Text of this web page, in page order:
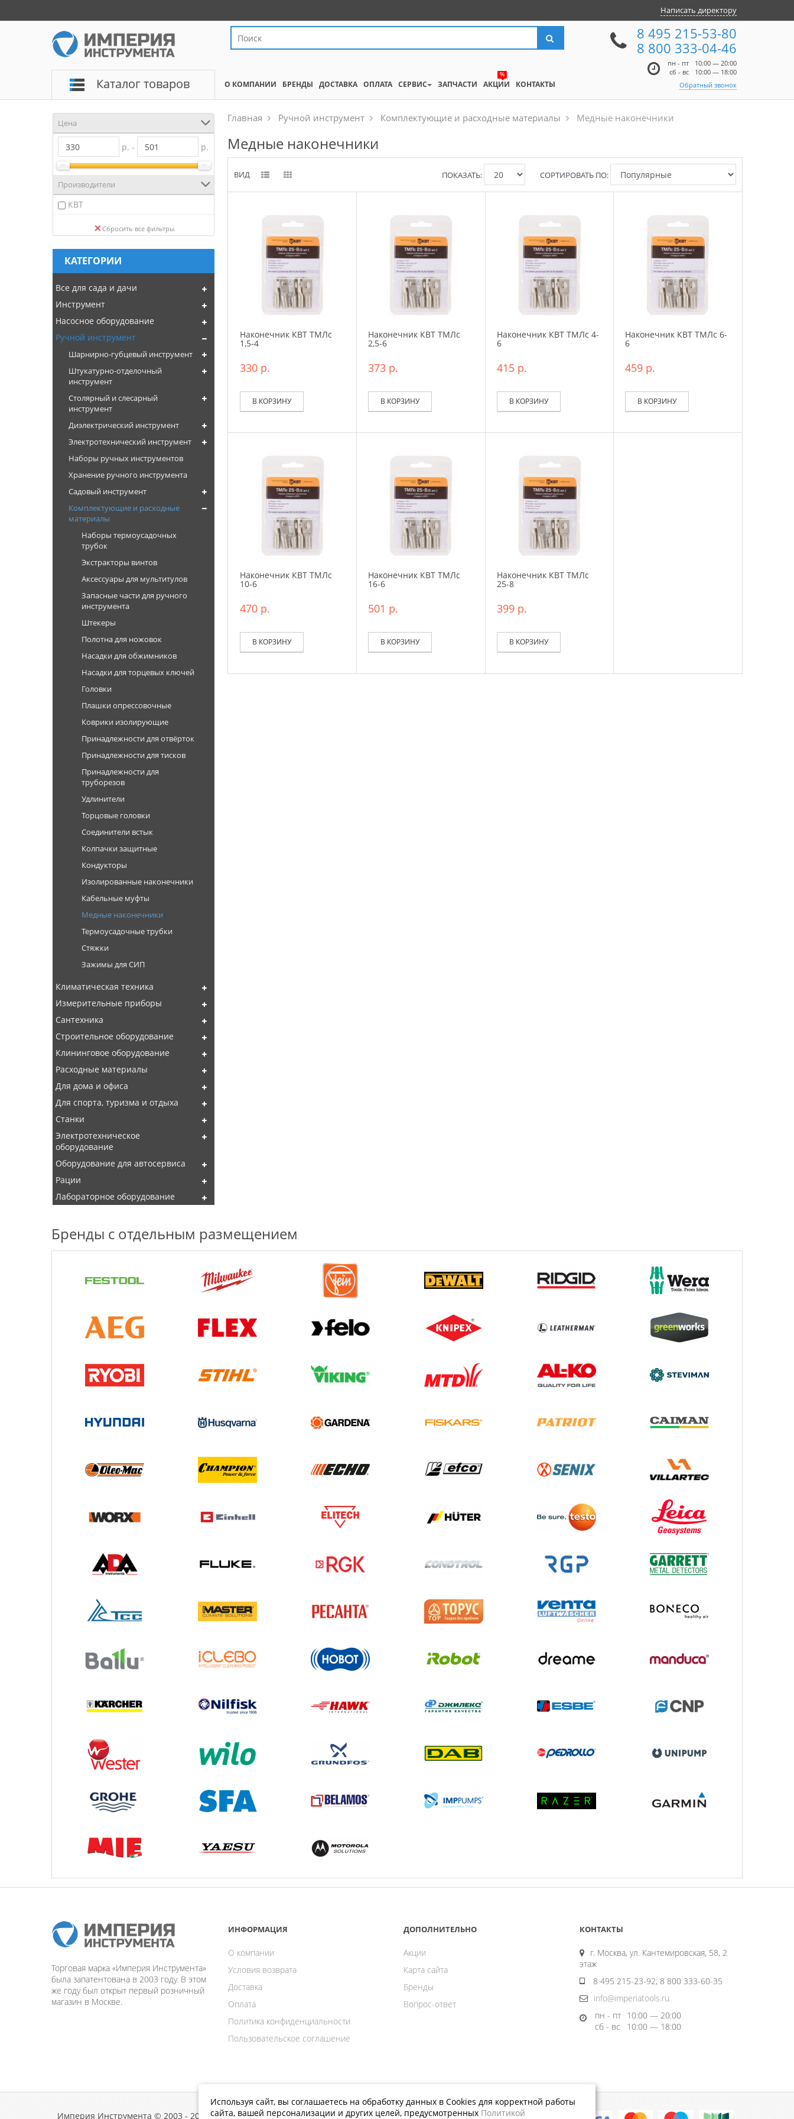
Написать директору
Каталог товаров
8 495 215-53-80
8 800 333-04-46
пн - пт
10:00 — 20:00
сб - вс
10:00 — 18:00
Обратный звонок
О КОМПАНИИ БРЕНДЫ ДОСТАВКА ОПЛАТА СЕРВИС ЗАПЧАСТИ
%
АКЦИИ КОНТАКТЫ
Цена
р. - р.
Производители
КВТ
Сбросить все фильтры
КАТЕГОРИИ
Все для сада и дачи
Инструмент
Насосное оборудование
Ручной инструмент
Шарнирно-губцевый инструмент
Штукатурно-отделочный
инструмент
Столярный и слесарный
инструмент
Диэлектрический инструмент
Электротехнический инструмент
Наборы ручных инструментов
Хранение ручного инструмента
Садовый инструмент
Комплектующие и расходные
материалы
Наборы термоусадочных
трубок
Экстракторы винтов
Аксессуары для мультитулов
Запасные части для ручного
инструмента
Штекеры
Полотна для ножовок
Насадки для обжимников
Насадки для торцевых ключей
Головки
Плашки опрессовочные
Коврики изолирующие
Принадлежности для отвёрток
Принадлежности для тисков
Принадлежности для
труборезов
Удлинители
Торцовые головки
Соединители встык
Колпачки защитные
Кондукторы
Изолированные наконечники
Кабельные муфты
Медные наконечники
Термоусадочные трубки
Стяжки
Зажимы для СИП
Климатическая техника
Измерительные приборы
Сантехника
Строительное оборудование
Клининговое оборудование
Расходные материалы
Для дома и офиса
Для спорта, туризма и отдыха
Станки
Электротехническое
оборудование
Оборудование для автосервиса
Рации
Лабораторное оборудование
Главная Ручной инструмент Комплектующие и расходные материалы Медные наконечники
Медные наконечники
ВИД СОРТИРОВАТЬ ПО:
ПОКАЗАТЬ:
Наконечник КВТ ТМЛс
1,5-4
330 р.
В КОРЗИНУ
Наконечник КВТ ТМЛс
2,5-6
373 р.
В КОРЗИНУ
Наконечник КВТ ТМЛс 4-
6
415 р.
В КОРЗИНУ
Наконечник КВТ ТМЛс 6-
6
459 р.
В КОРЗИНУ
Наконечник КВТ ТМЛс
10-6
470 р.
В КОРЗИНУ
Наконечник КВТ ТМЛс
16-6
501 р.
В КОРЗИНУ
Наконечник КВТ ТМЛс
25-8
399 р.
В КОРЗИНУ
Бренды с отдельным размещением
Торговая марка «Империя Инструмента»
была запатентована в 2003 году. В этом
же году был открыт первый розничный
магазин в Москве.
ИНФОРМАЦИЯ
О компании
Условия возврата
Доставка
Оплата
Политика конфиденциальности
Пользовательское соглашение
ДОПОЛНИТЕЛЬНО
Акции
Карта сайта
Бренды
Вопрос-ответ
КОНТАКТЫ
г. Москва, ул. Кантемировская, 58, 2
этаж
8 495 215-23-92, 8 800 333-60-35
info@imperiatools.ru
пн - пт
10:00 — 20:00
сб - вс
10:00 — 18:00
Империя Инструмента © 2003 - 2026 ПРИСОЕДИНЯЙТЕСЬ К НАМ
Используя сайт, вы соглашаетесь на обработку данных в Cookies для корректной работы
сайта, вашей персонализации и других целей, предусмотренных Политикой